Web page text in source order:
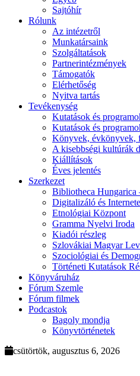
Sajtóhír
Rólunk
Az intézetről
Munkatársaink
Szolgáltatások
Partnerintézmények
Támogatók
Elérhetőség
Nyitva tartás
Tevékenység
Kutatások és
Kutatások és
Könyvek, évkönyvek,
A kisebbségi kultúrák
Kiállítások
Éves jelentés
Szerkezet
Bibliotheca Hungarica
Digitalizáló és
Etnológiai Központ
Gramma Nyelvi Iroda
Kiadói részleg
Szlovákiai Magyar
Szociológiai és
Történeti Kutatások
Könyváruház
Fórum Szemle
Fórum filmek
Podcastok
Bagoly mondja
Könyvtörténetek
csütörtök, augusztus 6, 2026